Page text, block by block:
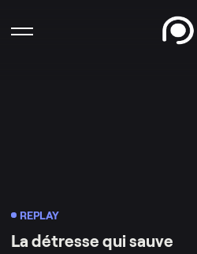
REPLAY
La détresse qui sauve